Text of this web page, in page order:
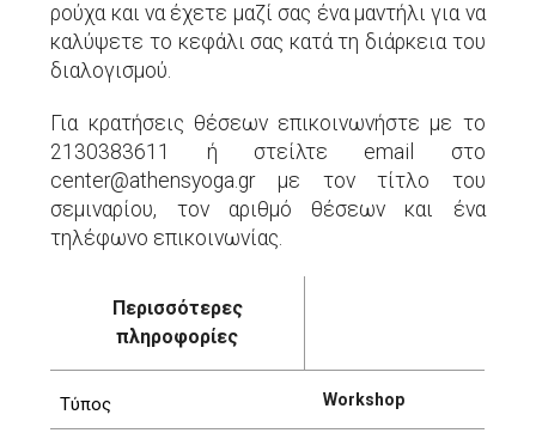
ρούχα και να έχετε μαζί σας ένα μαντήλι για να
καλύψετε το κεφάλι σας κατά τη διάρκεια του
διαλογισμού.
Για κρατήσεις θέσεων επικοινωνήστε με το
2130383611 ή στείλτε email στο
center@athensyoga.gr με τον τίτλο του
σεμιναρίου, τον αριθμό θέσεων και ένα
τηλέφωνο επικοινωνίας.
Περισσότερες
πληροφορίες
Τύπος Workshop